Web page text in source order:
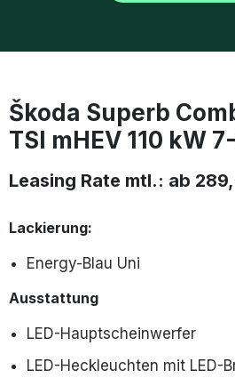
Škoda Superb
TSI mHEV 110 kW
Leasing Rate mtl.: ab
Lackierung:
Energy-Blau Uni
Ausstattung
LED-Hauptscheinwerfer
LED-Heckleuchten mit LED-